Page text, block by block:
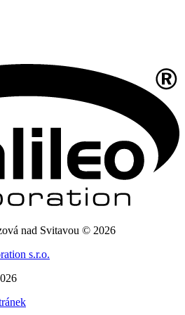
nad Svitavou © 2026
s.r.o.